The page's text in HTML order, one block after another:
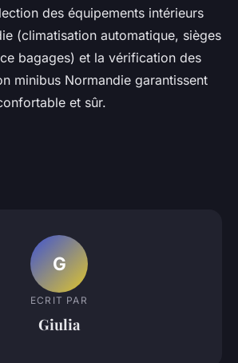
des équipements intérieurs
(climatisation automatique, sièges
bagages) et la vérification des
minibus Normandie garantissent
et sûr.
G
ECRIT PAR
Giulia